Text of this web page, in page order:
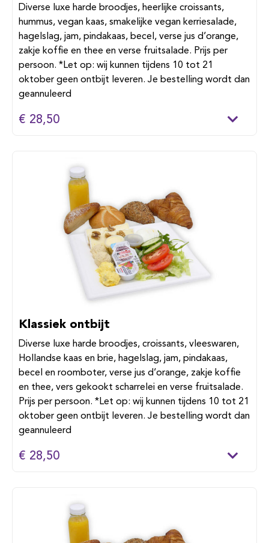
Diverse luxe harde broodjes, heerlijke croissants,
hummus, vegan kaas, smakelijke vegan kerriesalade,
hagelslag, jam, pindakaas, becel, verse jus d’orange,
zakje koffie en thee en verse fruitsalade. Prijs per
persoon. *Let op: wij kunnen tijdens 10 tot 21
oktober geen ontbijt leveren. Je bestelling wordt dan
geannuleerd
€ 28,50
Klassiek ontbijt
Diverse luxe harde broodjes, croissants, vleeswaren,
Hollandse kaas en brie, hagelslag, jam, pindakaas,
becel en roomboter, verse jus d’orange, zakje koffie
en thee, vers gekookt scharrelei en verse fruitsalade.
Prijs per persoon. *Let op: wij kunnen tijdens 10 tot 21
oktober geen ontbijt leveren. Je bestelling wordt dan
geannuleerd
€ 28,50